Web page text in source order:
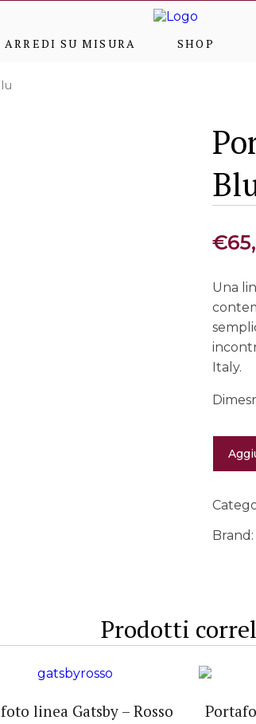
ARREDI SU MISURA SHOP
€
Una
Italy.
linea
Blu
Brand:
Prodotti
linea Gatsby – Rosso